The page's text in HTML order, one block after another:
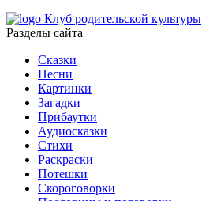
Клуб родительской культуры
Разделы сайта
Сказки
Песни
Картинки
Загадки
Прибаутки
Аудиосказки
Стихи
Раскраски
Потешки
Скороговорки